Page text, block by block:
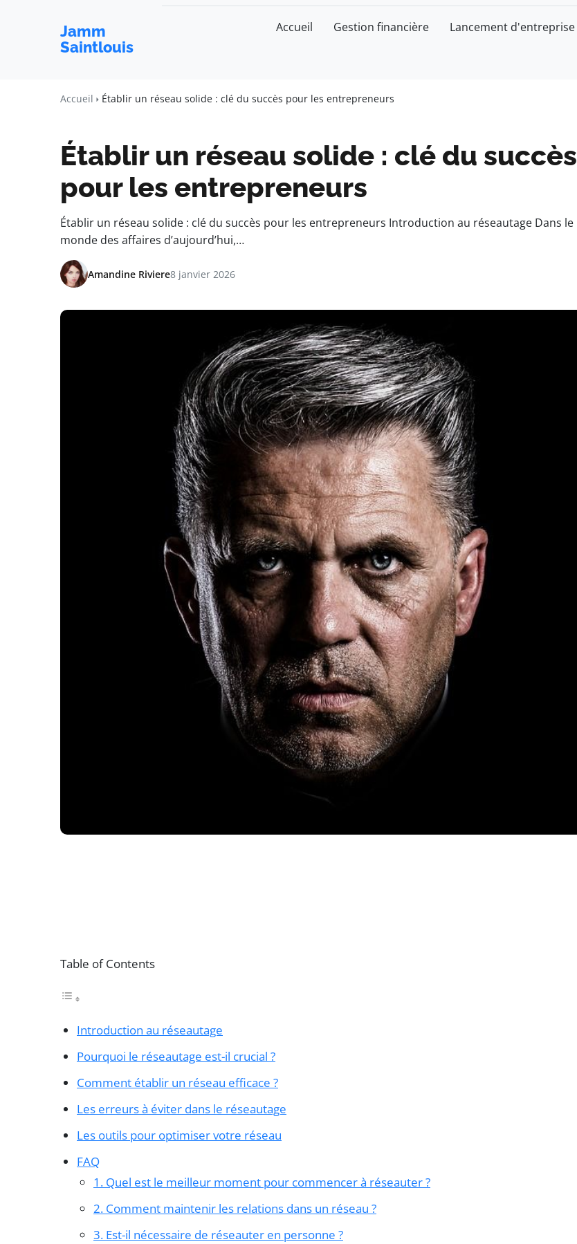
Jamm
Saintlouis
Accueil Gestion financière Lancement d'entreprise
Accueil Établir un réseau solide : clé du succès pour les entrepreneurs
Établir un réseau solide : clé du succès
pour les entrepreneurs
Établir un réseau solide : clé du succès pour les entrepreneurs Introduction au réseautage Dans le
monde des affaires d’aujourd’hui,…
Amandine Riviere8 janvier 2026
Table of Contents
Introduction au réseautage
Pourquoi le réseautage est-il crucial ?
Comment établir un réseau efficace ?
Les erreurs à éviter dans le réseautage
Les outils pour optimiser votre réseau
FAQ
1. Quel est le meilleur moment pour commencer à réseauter ?
2. Comment maintenir les relations dans un réseau ?
3. Est-il nécessaire de réseauter en personne ?